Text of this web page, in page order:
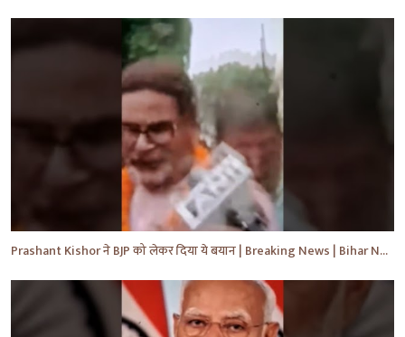
Prashant Kishor ने BJP को लेकर दिया ये बयान | Breaking News | Bihar News | #shorts #yt #biharnews